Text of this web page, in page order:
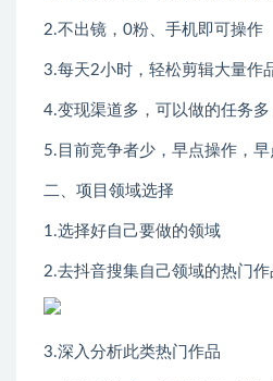
2.不出镜，0粉、手机即可操作
3.每天2小时，轻松剪辑大量作
4.变现渠道多，可以做的任务
5.目前竞争者少，早点操作，
二、项目领域选择
1.选择好自己要做的领域
2.去抖音搜集自己领域的热门作
3.深入分析此类热门作品